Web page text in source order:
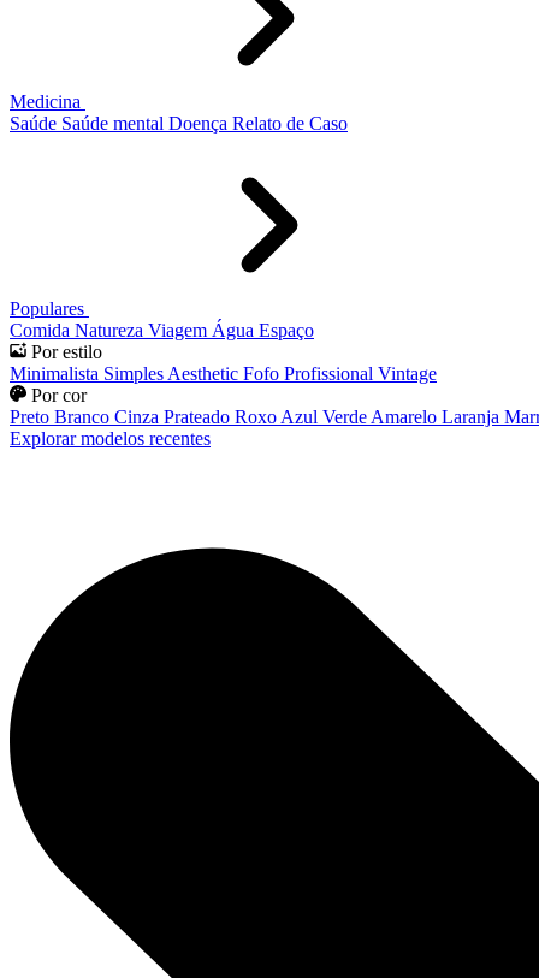
Medicina
Saúde Saúde mental Doença Relato de Caso
Populares
Comida Natureza Viagem Água Espaço
Por estilo
Minimalista Simples Aesthetic Fofo Profissional Vintage
Por cor
Preto Branco Cinza Prateado Roxo Azul Verde Amarelo Laranja
Explorar modelos recentes